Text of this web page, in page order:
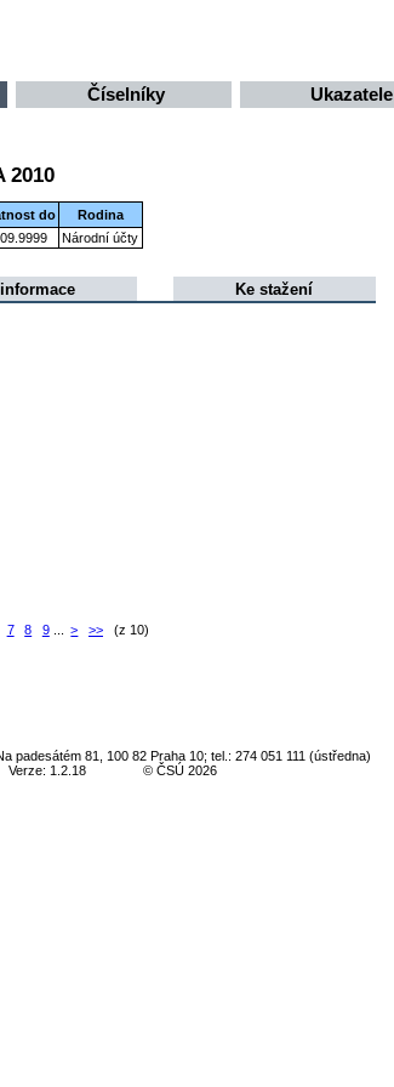
Číselníky Ukazatele
2010
do
Rodina
Národní účty
Ke stažení
7 8 9... > >>(z 10)
padesátém 81, 100 82 Praha 10; tel.: 274 051 111 (ústředna)
Verze: 1.2.18
© ČSÚ 2026